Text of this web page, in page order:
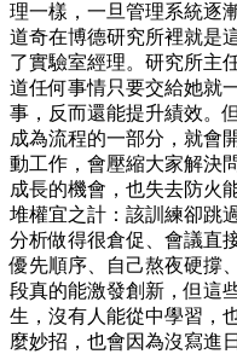
理一樣，一旦管理系統逐
道奇在博德研究所裡就是
了實驗室經理。研究所主
道任何事情只要交給她就
事，反而還能提升績效。
成為流程的一部分，就會
動工作，會壓縮大家解決
成長的機會，也失去防火
堆權宜之計：該訓練卻跳
分析做得很倉促、會議直
優先順序、自己熬夜硬撐
段真的能激發創新，但這
生，沒有人能從中學習，
麼妙招，也會因為沒寫進